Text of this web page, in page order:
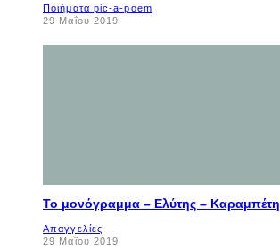
Ποιήματα pic-a-poem
29 Μαΐου 2019
Το μονόγραμμα – Ελύτης – Καραμπέτη
Απαγγελίες
29 Μαΐου 2019